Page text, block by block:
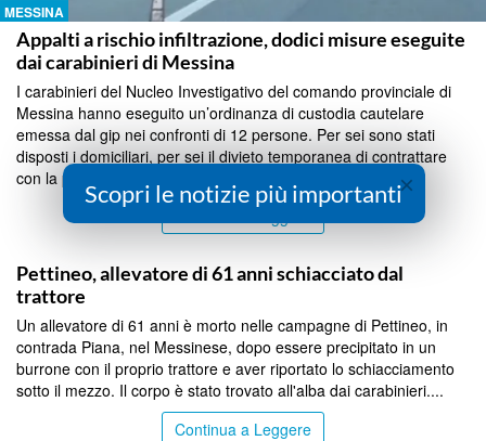
MESSINA
Appalti a rischio infiltrazione, dodici misure eseguite
dai carabinieri di Messina
I carabinieri del Nucleo Investigativo del comando provinciale di
Messina hanno eseguito un’ordinanza di custodia cautelare
emessa dal gip nei confronti di 12 persone. Per sei sono stati
disposti i domiciliari, per sei il divieto temporanea di contrattare
con la pubblica amministrazione. Aggiu...
Pettineo, allevatore di 61 anni schiacciato dal
trattore
Un allevatore di 61 anni è morto nelle campagne di Pettineo, in
contrada Piana, nel Messinese, dopo essere precipitato in un
burrone con il proprio trattore e aver riportato lo schiacciamento
sotto il mezzo. Il corpo è stato trovato all'alba dai carabinieri....
Continua a Leggere
×
Scopri le notizie più importanti